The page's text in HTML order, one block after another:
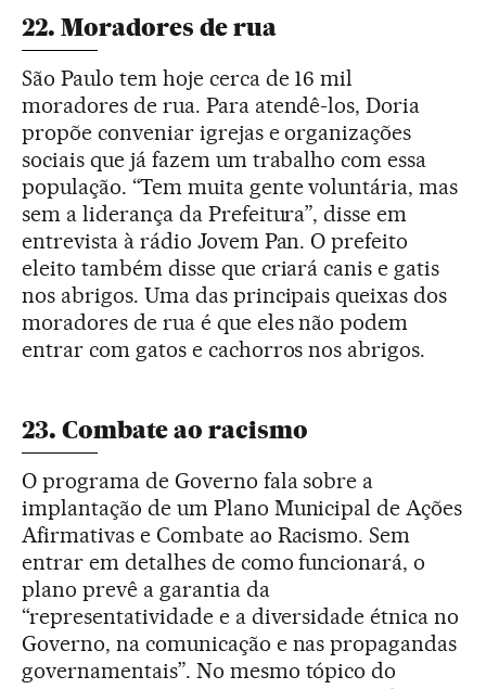
22. Moradores de rua
São Paulo tem hoje cerca de 16 mil
moradores de rua. Para atendê-los, Doria
propõe conveniar igrejas e organizações
sociais que já fazem um trabalho com essa
população. “Tem muita gente voluntária, mas
sem a liderança da Prefeitura”, disse em
entrevista à rádio Jovem Pan. O prefeito
eleito também disse que criará canis e gatis
nos abrigos. Uma das principais queixas dos
moradores de rua é que eles não podem
entrar com gatos e cachorros nos abrigos.
23. Combate ao racismo
O programa de Governo fala sobre a
implantação de um Plano Municipal de Ações
Afirmativas e Combate ao Racismo. Sem
entrar em detalhes de como funcionará, o
plano prevê a garantia da
“representatividade e a diversidade étnica no
Governo, na comunicação e nas propagandas
governamentais”. No mesmo tópico do